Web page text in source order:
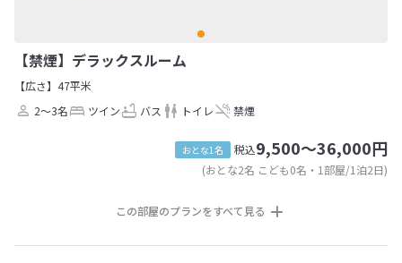
【禁煙】デラックスルーム
【広さ】47平米
2～3名
ツイン バス トイレ 禁煙
おとな1名 税込9,500～36,000円
(おとな2名 こども0名・1部屋/1泊2日)
この部屋のプランをすべて見る